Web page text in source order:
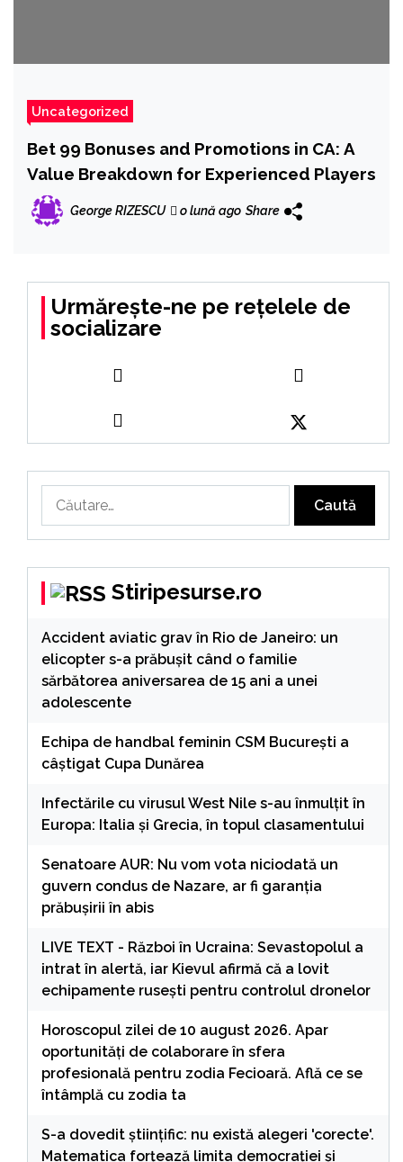
Uncategorized
Bet 99 Bonuses and Promotions in CA: A
Value Breakdown for Experienced Players
George RIZESCU o lună ago Share
Urmărește-ne pe rețelele de
socializare
Stiripesurse.ro
Accident aviatic grav în Rio de Janeiro: un
elicopter s-a prăbușit când o familie
sărbătorea aniversarea de 15 ani a unei
adolescente
Echipa de handbal feminin CSM Bucureşti a
câştigat Cupa Dunărea
Infectările cu virusul West Nile s-au înmulțit în
Europa: Italia și Grecia, în topul clasamentului
Senatoare AUR: Nu vom vota niciodată un
guvern condus de Nazare, ar fi garanția
prăbușirii în abis
LIVE TEXT - Război în Ucraina: Sevastopolul a
intrat în alertă, iar Kievul afirmă că a lovit
echipamente rusești pentru controlul dronelor
Horoscopul zilei de 10 august 2026. Apar
oportunități de colaborare în sfera
profesională pentru zodia Fecioară. Află ce se
întâmplă cu zodia ta
S-a dovedit științific: nu există alegeri 'corecte'.
Matematica forțează limita democrației și